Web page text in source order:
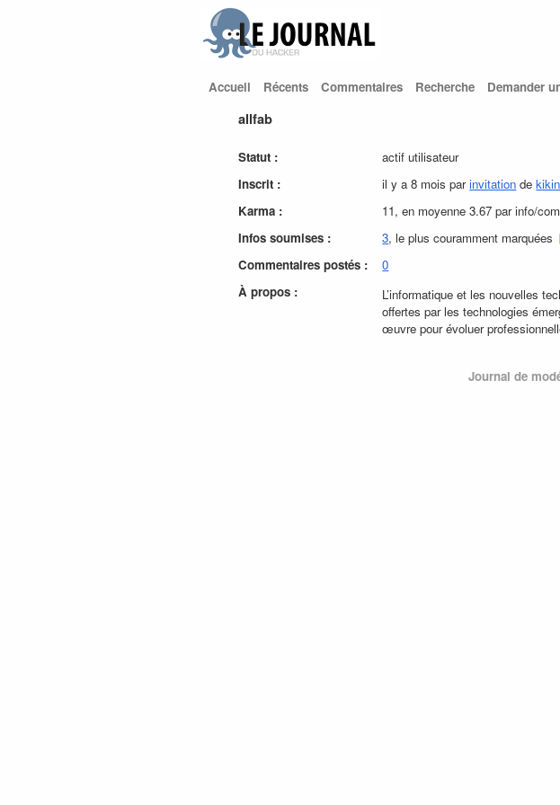
Accueil Récents Commentaires Recherche Demander
allfab
Statut :
actif utilisateur
Inscrit :
il y a 8 mois parinvitation de
Karma :
11, en moyenne 3.67 par info/
Infos soumises :
3, le plus couramment marquées
Commentaires postés :
0
À propos :
L’informatique et les nouvelles
offertes par les technologies
œuvre pour évoluer
Journal de